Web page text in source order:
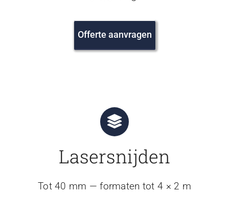
Offerte aanvragen
Lasersnijden
Tot 40 mm — formaten tot 4 × 2 m